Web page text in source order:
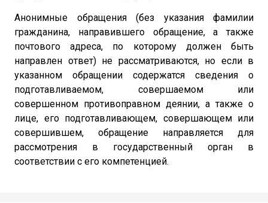
Анонимные обращения (без указания фамилии
гражданина, направившего обращение, а также
почтового адреса, по которому должен быть
направлен ответ) не рассматриваются, но если в
указанном обращении содержатся сведения о
подготавливаемом, совершаемом или
совершенном противоправном деянии, а также о
лице, его подготавливающем, совершающем или
совершившем, обращение направляется для
рассмотрения в государственный орган в
соответствии с его компетенцией.